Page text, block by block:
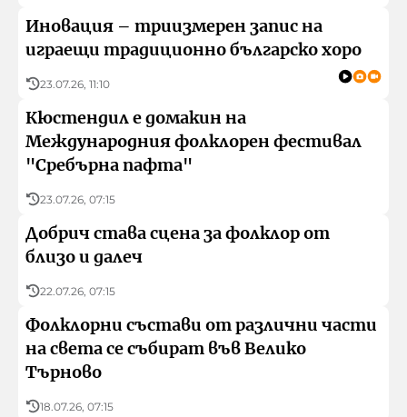
Иновация – триизмерен запис на
играещи традиционно българско хоро
23.07.26, 11:10
Кюстендил е домакин на
Международния фолклорен фестивал
"Сребърна пафта"
23.07.26, 07:15
Добрич става сцена за фолклор от
близо и далеч
22.07.26, 07:15
Фолклорни състави от различни части
на света се събират във Велико
Търново
18.07.26, 07:15